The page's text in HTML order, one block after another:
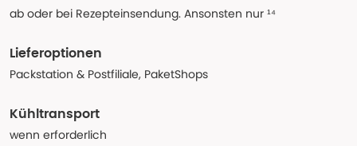
ab oder bei Rezepteinsendung. Ansonsten nur ¹⁴
Lieferoptionen
Packstation & Postfiliale, PaketShops
Kühltransport
wenn erforderlich